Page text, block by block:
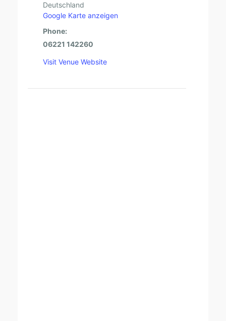
Deutschland
Google Karte anzeigen
Phone:
06221 142260
Visit Venue Website